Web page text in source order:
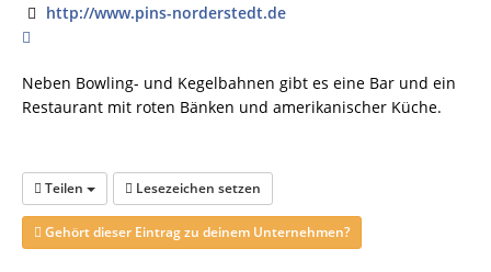
http://www.pins-norderstedt.de
Neben Bowling- und Kegelbahnen gibt es eine Bar und ein
Restaurant mit roten Bänken und amerikanischer Küche.
Teilen Lesezeichen setzen
Gehört dieser Eintrag zu deinem Unternehmen?